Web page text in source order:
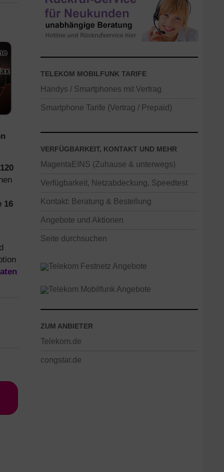
120
16
TELEKOM MOBILFUNK TARIFE
Handys / Smartphones mit Vertrag
Smartphone Tarife (Vertrag / Prepaid)
VERFÜGBARKEIT, KONTAKT UND MEHR
MagentaEINS (Zuhause & unterwegs)
Verfügbarkeit, Netzabdeckung, Speedtest
Kontakt: Beratung & Bestellung
Angebote und Aktionen
Seite durchsuchen
ZUM ANBIETER
Telekom.de
congstar.de